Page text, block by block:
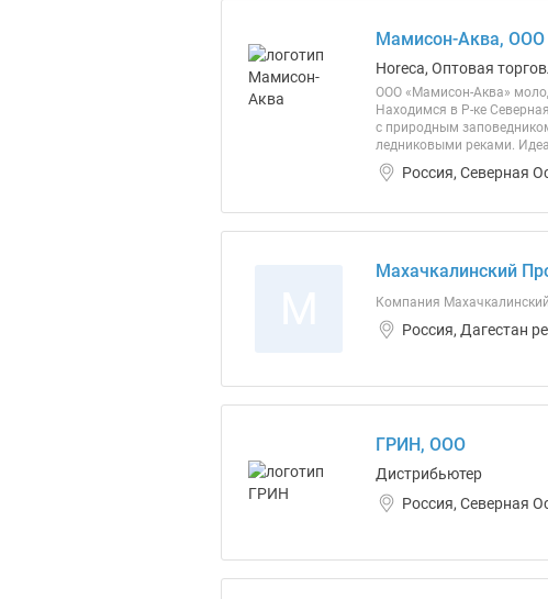
Мамисон-Аква, ООО
Horeca, Оптовая
ООО «Мамисон-Аква»
Находимся в Р-ке
с природным
ледниковыми реками.
Россия, Северная
Махачкалинский
Компания
Россия, Дагестан
ГРИН, ООО
Дистрибьютер
Россия, Северная